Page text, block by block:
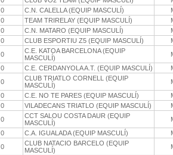
0
C.N. CALELLA (EQUIP MASCULÍ)
0
TEAM TRIRELAY (EQUIP MASCULÍ)
0
C.N. MATARO (EQUIP MASCULÍ)
0
CLUB ESPORTIU Z5 (EQUIP MASCULÍ)
0
C.E. KATOA BARCELONA (EQUIP
MASCULÍ)
0
C.E. CERDANYOLA A.T. (EQUIP MASCULÍ)
0
CLUB TRIATLO CORNELL (EQUIP
MASCULÍ)
0
C.E. NO TE PARES (EQUIP MASCULÍ)
0
VILADECANS TRIATLO (EQUIP MASCULÍ)
0
CCT SALOU COSTA DAUR (EQUIP
MASCULÍ)
0
C.A. IGUALADA (EQUIP MASCULÍ)
0
CLUB NATACIO BARCELO (EQUIP
MASCULÍ)